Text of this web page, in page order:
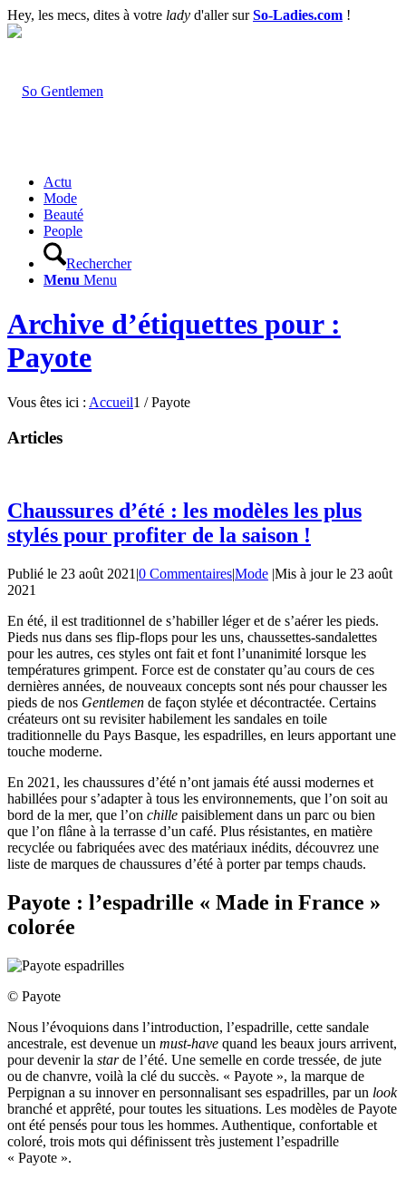
Hey, les mecs, dites à votre lady d'aller surSo-Ladies.com !
Actu
Mode
Beauté
People
Rechercher
Menu Menu
Archive d’étiquettes pour :
Payote
Vous êtes ici : Accueil1 / Payote
Articles
Chaussures d’été : les modèles les plus
stylés pour profiter de la saison !
Publié le 23 août 2021 |0 Commentaires|Mode |Mis à jour le 23 août
2021
En été, il est traditionnel de s’habiller léger et de s’aérer les pieds.
Pieds nus dans ses flip-flops pour les uns, chaussettes-sandalettes
pour les autres, ces styles ont fait et font l’unanimité lorsque les
températures grimpent. Force est de constater qu’au cours de ces
dernières années, de nouveaux concepts sont nés pour chausser les
pieds de nos Gentlemen de façon stylée et décontractée. Certains
créateurs ont su revisiter habilement les sandales en toile
traditionnelle du Pays Basque, les espadrilles, en leurs apportant une
touche moderne.
En 2021, les chaussures d’été n’ont jamais été aussi modernes et
habillées pour s’adapter à tous les environnements, que l’on soit au
bord de la mer, que l’on chille paisiblement dans un parc ou bien
que l’on flâne à la terrasse d’un café. Plus résistantes, en matière
recyclée ou fabriquées avec des matériaux inédits, découvrez une
liste de marques de chaussures d’été à porter par temps chauds.
Payote : l’espadrille « Made in France »
colorée
© Payote
Nous l’évoquions dans l’introduction, l’espadrille, cette sandale
ancestrale, est devenue un must-have quand les beaux jours arrivent,
pour devenir la starde l’été. Une semelle en corde tressée, de jute
ou de chanvre, voilà la clé du succès. « Payote », la marque de
Perpignan a su innover en personnalisant ses espadrilles, par un look
branché et apprêté, pour toutes les situations. Les modèles de Payote
ont été pensés pour tous les hommes. Authentique, confortable et
coloré, trois mots qui définissent très justement l’espadrille
« Payote ».